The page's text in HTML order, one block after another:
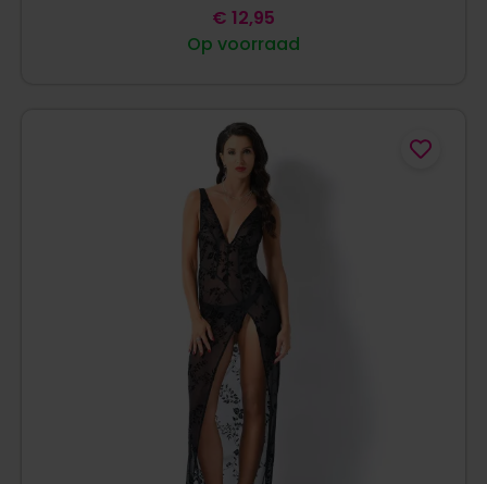
Op voorraad
€ 12,95